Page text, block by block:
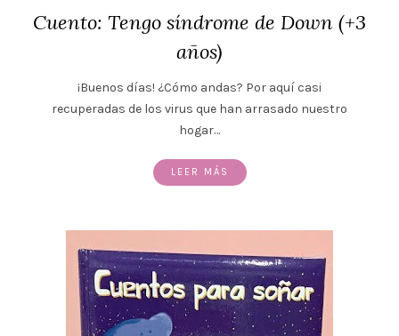
Cuento: Tengo síndrome de Down (+3
años)
¡Buenos días! ¿Cómo andas? Por aquí casi
recuperadas de los virus que han arrasado nuestro
hogar…
LEER MÁS